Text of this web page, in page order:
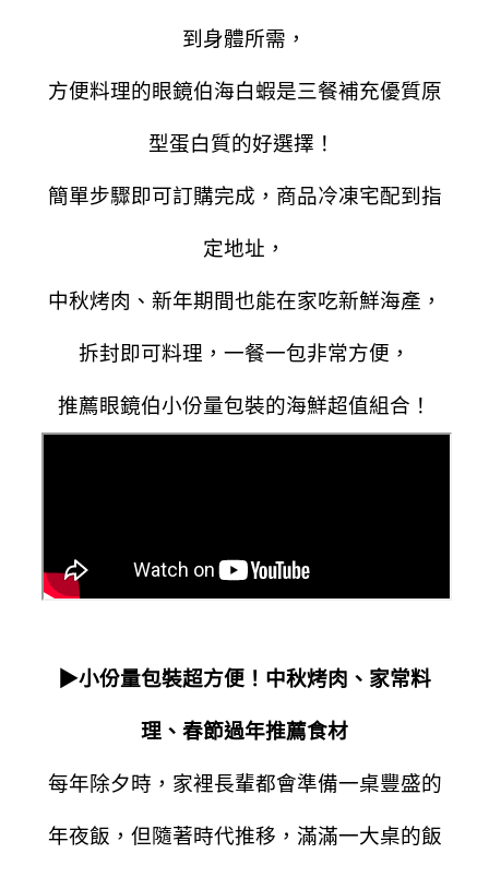
到身體所需，
方便料理的眼鏡伯海白蝦是三餐補充優質原
型蛋白質的好選擇！
簡單步驟即可訂購完成，商品冷凍宅配到指
定地址，
中秋烤肉、新年期間也能在家吃新鮮海產，
拆封即可料理，一餐一包非常方便，
推薦眼鏡伯小份量包裝的海鮮超值組合！
▶小份量包裝超方便！中秋烤肉、家常料
理、春節過年推薦食材
每年除夕時，家裡長輩都會準備一桌豐盛的
年夜飯，但隨著時代推移，滿滿一大桌的飯